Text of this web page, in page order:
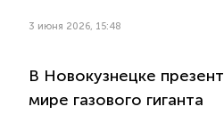
3 июня 2026, 15:48
В Новокузнецке
мире газового гиганта